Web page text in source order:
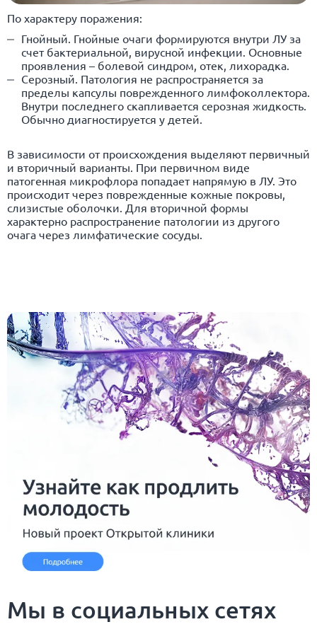
По характеру поражения:
Гнойный. Гнойные очаги формируются внутри ЛУ за
счет бактериальной, вирусной инфекции. Основные
проявления – болевой синдром, отек, лихорадка.
Серозный. Патология не распространяется за
пределы капсулы поврежденного лимфоколлектора.
Внутри последнего скапливается серозная жидкость.
Обычно диагностируется у детей.
В зависимости от происхождения выделяют первичный
и вторичный варианты. При первичном виде
патогенная микрофлора попадает напрямую в ЛУ. Это
происходит через поврежденные кожные покровы,
слизистые оболочки. Для вторичной формы
характерно распространение патологии из другого
очага через лимфатические сосуды.
Мы в социальных сетях